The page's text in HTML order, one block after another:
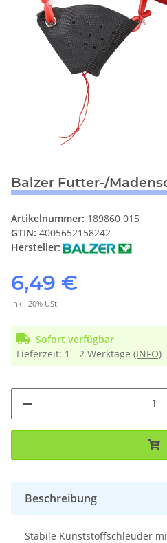
Balzer Futter-/
Artikelnummer: 189860 015
GTIN: 4005652158242
Hersteller:
6,49 €
inkl. 20% USt.
Sofort verfügbar
Lieferzeit: 1 - 2 Werktage (INFO)
Beschreibung
Stabile Kunststoffschleuder